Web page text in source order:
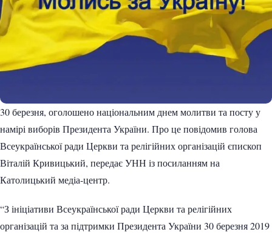
30 березня, оголошено національним днем молитви та посту у
намірі виборів Президента України. Про це повідомив голова
Всеукраїнської ради Церкви та релігійних організацій єпископ
Віталій Кривицький, передає УНН із посиланням на
Католицький медіа-центр.
“З ініціативи Всеукраїнської ради Церкви та релігійних
організацій та за підтримки Президента України 30 березня 2019